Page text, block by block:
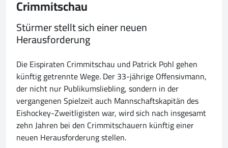
Crimmitschau
Stürmer stellt sich einer neuen
Herausforderung
Die Eispiraten Crimmitschau und Patrick Pohl gehen
künftig getrennte Wege. Der 33-jährige Offensivmann,
der nicht nur Publikumsliebling, sondern in der
vergangenen Spielzeit auch Mannschaftskapitän des
Eishockey-Zweitligisten war, wird sich nach insgesamt
zehn Jahren bei den Crimmitschauern künftig einer
neuen Herausforderung stellen.